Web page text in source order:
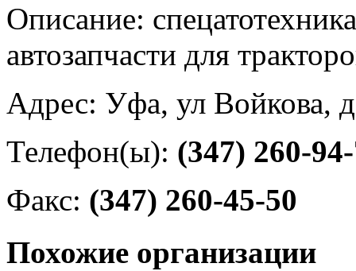
Описание:
автозапчасти для
Адрес: Уфа, ул Войкова,
Телефон(ы): (347) 260-
Факс: (347) 260-45-50
Похожие организации